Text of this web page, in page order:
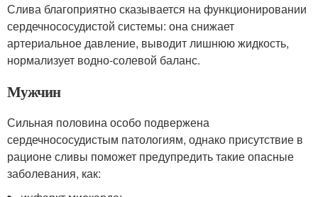
Слива благоприятно сказывается на функционировании
сердечнососудистой системы: она снижает
артериальное давление, выводит лишнюю жидкость,
нормализует водно-солевой баланс.
Мужчин
Сильная половина особо подвержена
сердечнососудистым патологиям, однако присутствие в
рационе сливы поможет предупредить такие опасные
заболевания, как: